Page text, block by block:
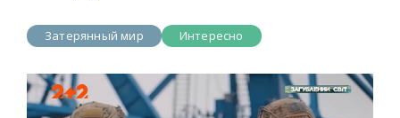
Затерянный мир Интересно